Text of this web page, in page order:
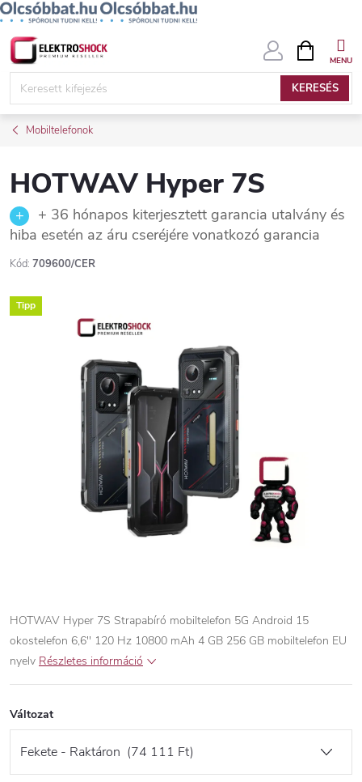
Ugrás
KERESÉS
KOSÁR
Mobiltelefonok
HOTWAV Hyper 7S
+ 36 hónapos kiterjesztett garancia utalvány és
hiba esetén az áru cseréjére vonatkozó garancia
Kód: 709600/CER
Tipp
HOTWAV Hyper 7S Strapabíró mobiltelefon 5G Android 15
okostelefon 6,6'' 120 Hz 10800 mAh 4 GB 256 GB mobiltelefon EU
nyelv Részletes információ
Változat